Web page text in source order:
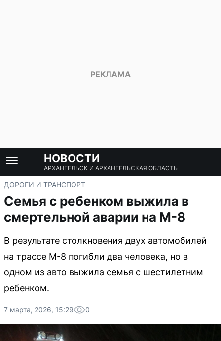
НОВОСТИ
АРХАНГЕЛЬСК И АРХАНГЕЛЬСКАЯ ОБЛАСТЬ
ДОРОГИ И ТРАНСПОРТ
Семья с ребенком выжила в
смертельной аварии на М-8
В результате столкновения двух автомобилей
на трассе М-8 погибли два человека, но в
одном из авто выжила семья с шестилетним
ребенком.
7 марта, 2026, 15:29 0